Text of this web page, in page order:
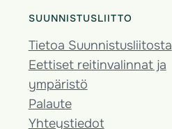
SUUNNISTUSLIITTO
Tietoa Suunnistusliitosta
Eettiset reitinvalinnat ja
ympäristö
Palaute
Yhteystiedot